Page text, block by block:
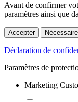
Avant de confirmer
paramètres ainsi que
Accepter
Déclaration de
Paramètres de
Marketing